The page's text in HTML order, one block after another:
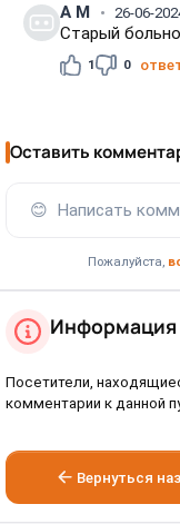
А M 26-06-
Старый
1 0
Оставить
😊 Написать
Пожалуйста,
Информация
Посетители,
комментарии к данной
Вернуться